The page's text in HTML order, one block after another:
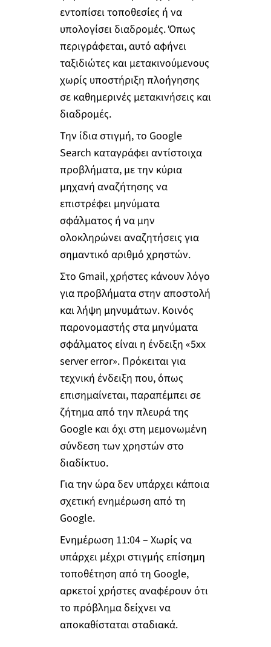
εντοπίσει τοποθεσίες ή να
υπολογίσει διαδρομές. Όπως
περιγράφεται, αυτό αφήνει
ταξιδιώτες και μετακινούμενους
χωρίς υποστήριξη πλοήγησης
σε καθημερινές μετακινήσεις και
διαδρομές.
Την ίδια στιγμή, το Google
Search καταγράφει αντίστοιχα
προβλήματα, με την κύρια
μηχανή αναζήτησης να
επιστρέφει μηνύματα
σφάλματος ή να μην
ολοκληρώνει αναζητήσεις για
σημαντικό αριθμό χρηστών.
Στο Gmail, χρήστες κάνουν λόγο
για προβλήματα στην αποστολή
και λήψη μηνυμάτων. Κοινός
παρονομαστής στα μηνύματα
σφάλματος είναι η ένδειξη «5xx
server error». Πρόκειται για
τεχνική ένδειξη που, όπως
επισημαίνεται, παραπέμπει σε
ζήτημα από την πλευρά της
Google και όχι στη μεμονωμένη
σύνδεση των χρηστών στο
διαδίκτυο.
Για την ώρα δεν υπάρχει κάποια
σχετική ενημέρωση από τη
Google.
Ενημέρωση 11:04 – Χωρίς να
υπάρχει μέχρι στιγμής επίσημη
τοποθέτηση από τη Google,
αρκετοί χρήστες αναφέρουν ότι
το πρόβλημα δείχνει να
αποκαθίσταται σταδιακά.